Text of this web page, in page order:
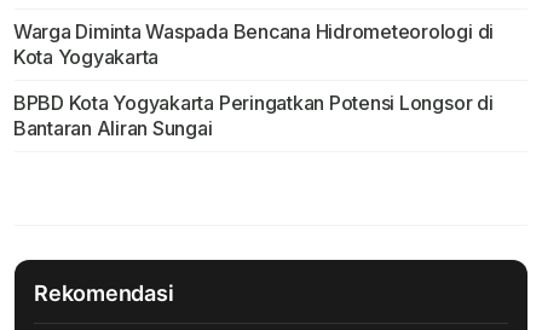
Warga Diminta Waspada Bencana Hidrometeorologi di
Kota Yogyakarta
BPBD Kota Yogyakarta Peringatkan Potensi Longsor di
Bantaran Aliran Sungai
Rekomendasi